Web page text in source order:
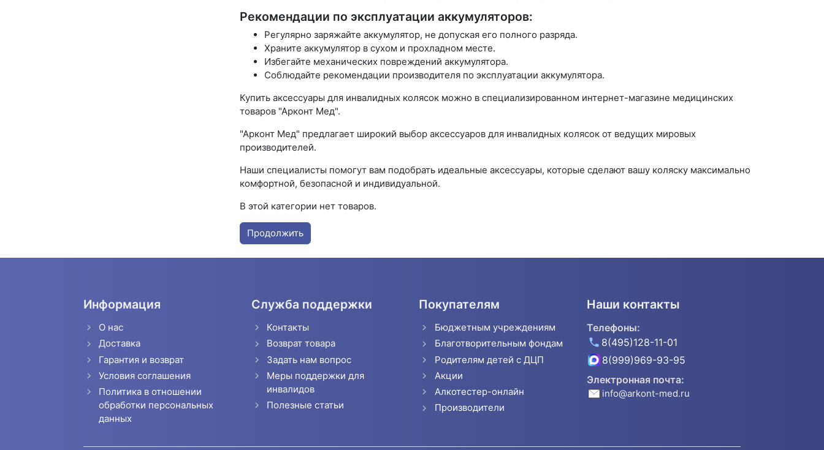
Рекомендации по эксплуатации аккумуляторов:
Регулярно заряжайте аккумулятор, не допуская его полного разряда.
Храните аккумулятор в сухом и прохладном месте.
Избегайте механических повреждений аккумулятора.
Соблюдайте рекомендации производителя по эксплуатации аккумулятора.
Купить аксессуары для инвалидных колясок можно в специализированном интернет-магазине медицинских
товаров "Арконт Мед".
"Арконт Мед" предлагает широкий выбор аксессуаров для инвалидных колясок от ведущих мировых
производителей.
Наши специалисты помогут вам подобрать идеальные аксессуары, которые сделают вашу коляску максимально
комфортной, безопасной и индивидуальной.
В этой категории нет товаров.
Продолжить
Информация
О нас
Доставка
Гарантия и возврат
Условия соглашения
Политика в отношении
обработки персональных
данных
Служба поддержки
Контакты
Возврат товара
Задать нам вопрос
Меры поддержки для
инвалидов
Полезные статьи
Покупателям
Бюджетным учреждениям
Благотворительным фондам
Родителям детей с ДЦП
Акции
Алкотестер-онлайн
Производители
Наши контакты
Телефоны:
8(495)128-11-01
8(999)969-93-95
Электронная почта:
info@arkont-med.ru